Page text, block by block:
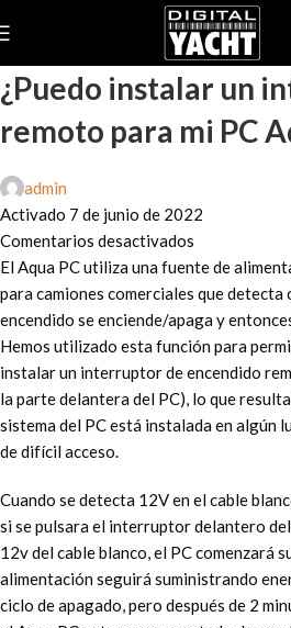
¿Puedo instalar un
remoto para mi PC
admin
Activado 7 de junio de 2022
Comentarios desactivados
El Aqua PC utiliza una fuente de
para camiones comerciales que
encendido se enciende/apaga y
Hemos utilizado esta función para
instalar un interruptor de encendido
la parte delantera del PC), lo que
sistema del PC está instalada en algún
de difícil acceso.
Cuando se detecta 12V en el cable
si se pulsara el interruptor delantero del
12v del cable blanco, el PC comenzará
alimentación seguirá suministrando
ciclo de apagado, pero después de 2